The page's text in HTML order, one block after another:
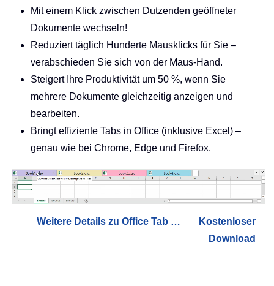
Mit einem Klick zwischen Dutzenden geöffneter
Dokumente wechseln!
Reduziert täglich Hunderte Mausklicks für Sie –
verabschieden Sie sich von der Maus-Hand.
Steigert Ihre Produktivität um 50 %, wenn Sie
mehrere Dokumente gleichzeitig anzeigen und
bearbeiten.
Bringt effiziente Tabs in Office (inklusive Excel) –
genau wie bei Chrome, Edge und Firefox.
Weitere Details zu Office Tab …
Kostenloser
Download